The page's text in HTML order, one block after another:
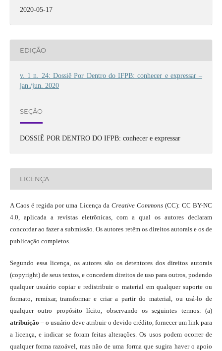
2020-05-17
EDIÇÃO
v. 1 n. 24: Dossiê Por Dentro do IFPB: conhecer e expressar –
jan./jun. 2020
SEÇÃO
DOSSIÊ POR DENTRO DO IFPB: conhecer e expressar
LICENÇA
A Caos é regida por uma Licença da Creative Commons(CC): CC BY-NC
4.0, aplicada a revistas eletrônicas, com a qual os autores declaram
concordar ao fazer a submissão. Os autores retêm os direitos autorais e os de
publicação completos.
Segundo essa licença, os autores são os detentores dos direitos autorais
(copyright) de seus textos, e concedem direitos de uso para outros, podendo
qualquer usuário copiar e redistribuir o material em qualquer suporte ou
formato, remixar, transformar e criar a partir do material, ou usá-lo de
qualquer outro propósito lícito, observando os seguintes termos: (a)
atribuição – o usuário deve atribuir o devido crédito, fornecer um link para
a licença, e indicar se foram feitas alterações. Os usos podem ocorrer de
qualquer forma razoável, mas não de uma forma que sugira haver o apoio